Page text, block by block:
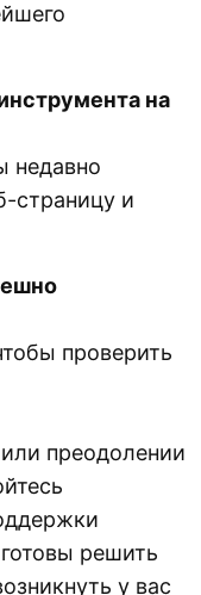
на
недавно
страницу и
проверить
преодолении
решить
у вас